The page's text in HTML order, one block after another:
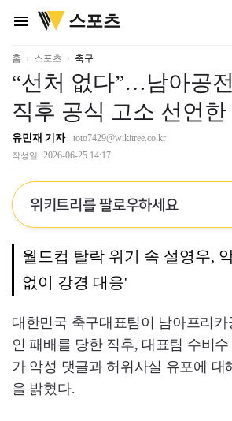
menu
위
키
리
스포츠
홈 스포츠 축구
“선처 없다”…남아공
직후 공식 고소 선언
유민재 기자 toto7429@wikitree.co.kr
작성일 2026-06-25 14:17
위키트리를 팔로우하세요
월드컵 탈락 위기 속 설영우,
없이 강경 대응'
대한민국 축구대표팀이 남아프리
인 패배를 당한 직후, 대표팀 수비
가 악성 댓글과 허위사실 유포에 대
을 밝혔다.